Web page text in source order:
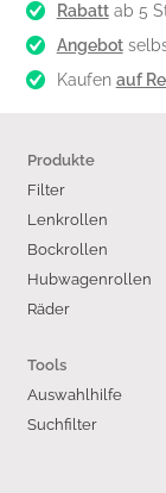
Rabattab 5
Angebot
Kaufen auf
Produkte
Filter
Lenkrollen
Bockrollen
Hubwagenrollen
Räder
Tools
Auswahlhilfe
Suchfilter